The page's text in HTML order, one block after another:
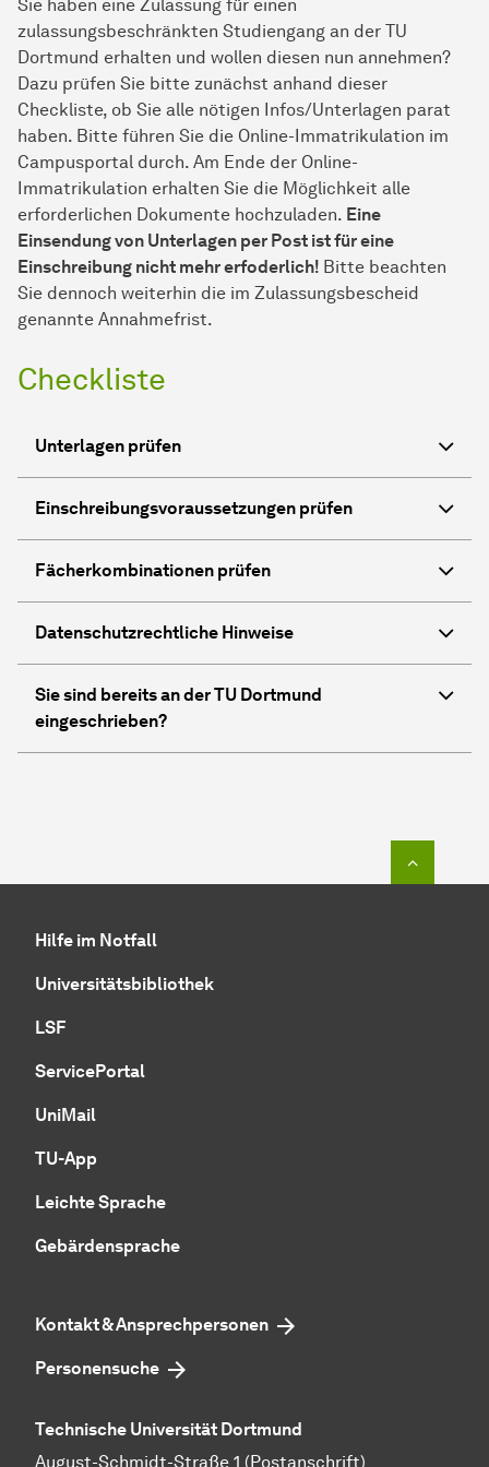
Sie haben eine Zulassung für einen
zulassungsbeschränkten Studiengang an der TU
Dortmund erhalten und wollen diesen nun annehmen?
Dazu prüfen Sie bitte zunächst anhand dieser
Checkliste, ob Sie alle nötigen Infos/Unterlagen parat
haben. Bitte führen Sie die Online-Immatrikulation im
Campusportal durch. Am Ende der Online-
Immatrikulation erhalten Sie die Möglichkeit alle
erforderlichen Dokumente hochzuladen. Eine
Einsendung von Unterlagen per Post ist für eine
Einschreibung nicht mehr erfoderlich! Bitte beachten
Sie dennoch weiterhin die im Zulassungsbescheid
genannte Annahmefrist.
Checkliste
Unterlagen prüfen
Ein­schreibungs­voraus­setzungen prüfen
Fächerkombinationen prüfen
Datenschutzrechtliche Hinweise
Sie sind bereits an der TU Dortmund
eingeschrieben?
Hilfe im Notfall
Universitätsbibliothek
LSF
ServicePortal
UniMail
TU-App
Leichte Sprache
Gebärdensprache
Kontakt & Ansprechpersonen
Personensuche
Technische Universität Dortmund
August-Schmidt-Straße 1 (Postanschrift)